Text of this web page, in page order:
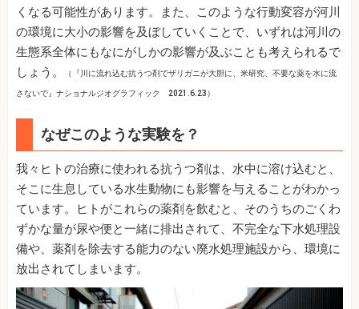
くなる可能性があります。また、このような行動変容が河川
の環境に大小の影響を及ぼしていくことで、いずれは河川の
生態系全体にもなにがしかの影響が及ぶことも考えられるで
しょう。
（『川に流れ込む抗うつ剤でザリガニが大胆に、米研究、不要な薬を水に流
さないで』ナショナルジオグラフィック 2021.6.23）
なぜこのような実験を？
我々ヒトの治療に使われる抗うつ剤は、水中に溶け込むと、
そこに生息している水生動物にも影響を与えることがわかっ
ています。ヒトがこれらの薬剤を飲むと、そのうちのごくわ
ずかな量が尿や便と一緒に排出されて、不完全な下水処理設
備や、薬剤を除去する能力のない廃水処理施設から、環境に
放出されてしまいます。